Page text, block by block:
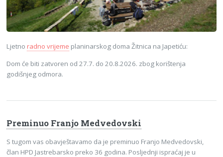
Ljetnoradno vrijeme planinarskog doma Žitnica na Japetiću:
Dom će biti zatvoren od 27.7. do 20.8.2026. zbog korištenja
godišnjeg odmora.
Preminuo Franjo Medvedovski
S tugom vas obavještavamo da je preminuo Franjo Medvedovski,
član HPD Jastrebarsko preko 36 godina. Posljednji ispraćaj je u